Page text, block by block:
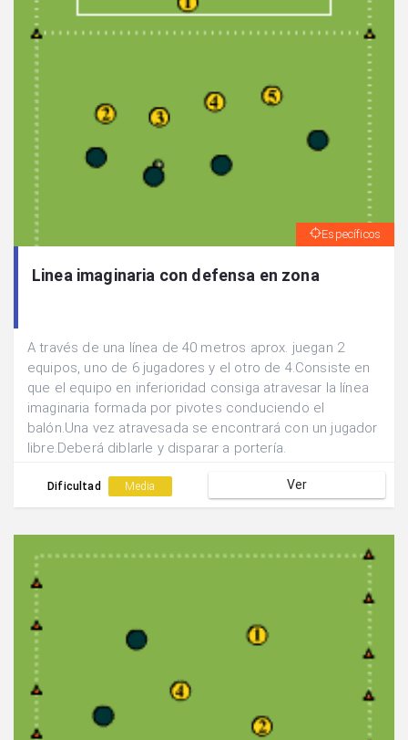
Específicos
Linea imaginaria con defensa en zona
A través de una línea de 40 metros aprox. juegan 2
equipos, uno de 6 jugadores y el otro de 4.Consiste en
que el equipo en inferioridad consiga atravesar la línea
imaginaria formada por pivotes conduciendo el
balón.Una vez atravesada se encontrará con un jugador
libre.Deberá diblarle y disparar a portería.
Dificultad Media Ver